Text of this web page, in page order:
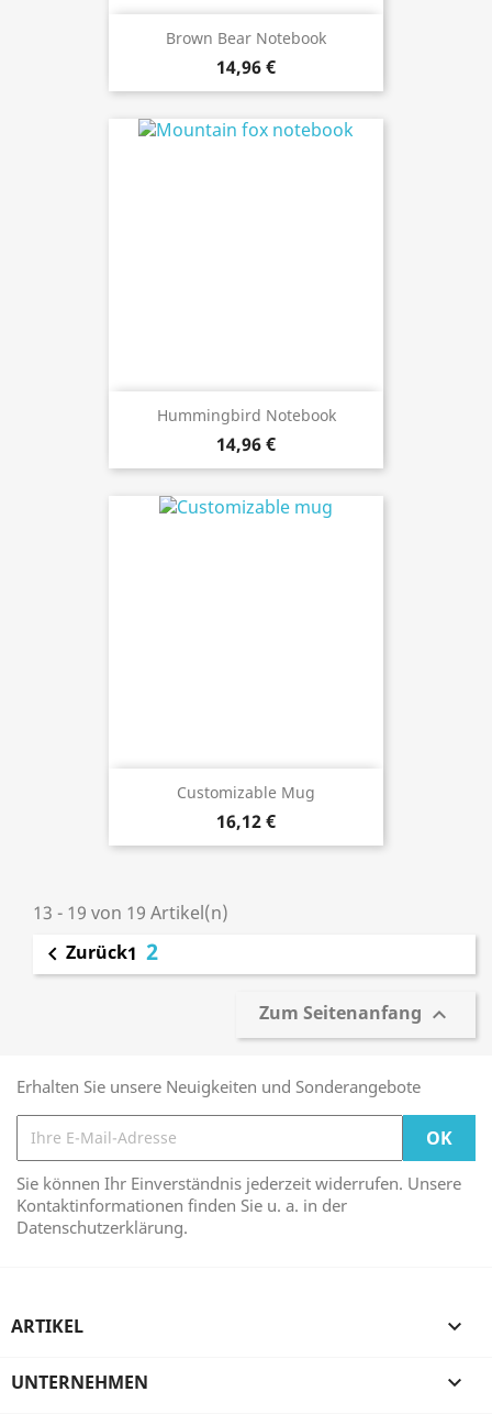
Brown Bear Notebook
14,96 €
Hummingbird Notebook
14,96 €
Customizable Mug
16,12 €
13 - 19 von 19 Artikel(n)
 Zurück1 2
Zum Seitenanfang 
Erhalten Sie unsere Neuigkeiten und Sonderangebote
Sie können Ihr Einverständnis jederzeit widerrufen. Unsere
Kontaktinformationen finden Sie u. a. in der
Datenschutzerklärung.
ARTIKEL 
UNTERNEHMEN 